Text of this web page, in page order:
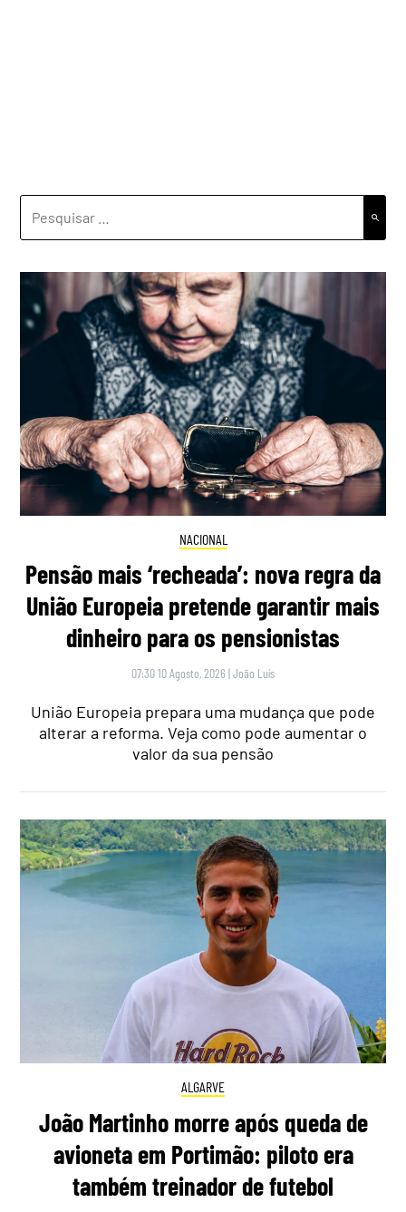
NACIONAL
Pensão mais ‘recheada’: nova regra da
União Europeia pretende garantir mais
dinheiro para os pensionistas
07:30 10 Agosto, 2026 |João Luís
União Europeia prepara uma mudança que pode
alterar a reforma. Veja como pode aumentar o
valor da sua pensão
ALGARVE
João Martinho morre após queda de
avioneta em Portimão: piloto era
também treinador de futebol